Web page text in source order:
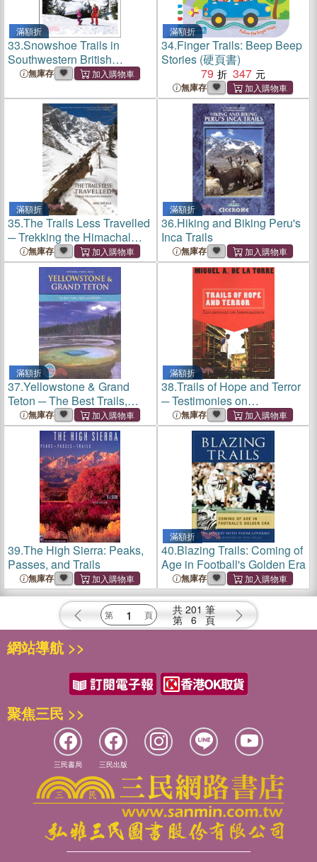
滿額折
33.Snowshoe Trails in
Southwestern British
Columbia
無庫存
滿額折
34.Finger Trails: Beep Beep
Stories (硬頁書)
79
347
無庫存
滿額折
35.The Trails Less Travelled
─ Trekking the Himachal
Himalayas
無庫存
滿額折
36.Hiking and Biking Peru's
Inca Trails
無庫存
滿額折
37.Yellowstone & Grand
Teton ─ The Best Trails,
Sights, and Wildlife
無庫存
滿額折
38.Trails of Hope and Terror
─ Testimonies on
Immigration
無庫存
39.The High Sierra: Peaks,
Passes, and Trails
無庫存
滿額折
40.Blazing Trails: Coming of
Age in Football's Golden Era
無庫存
共 201 筆
第 6 頁
網站導航 >>
聚焦三民 >>
三民書局 三民出版